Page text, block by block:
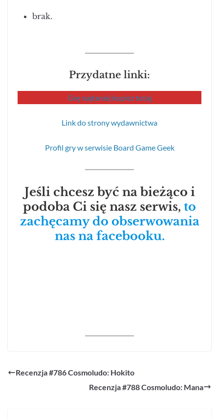
brak.
Przydatne linki:
Grę najtaniej kupisz tutaj
Link do strony wydawnictwa
Profil gry w serwisie Board Game Geek
Jeśli chcesz być na bieżąco i
podoba Ci się nasz serwis, to
zachęcamy do obserwowania
nas na facebooku.
Recenzja #786 Cosmoludo: Hokito
Recenzja #788 Cosmoludo: Mana